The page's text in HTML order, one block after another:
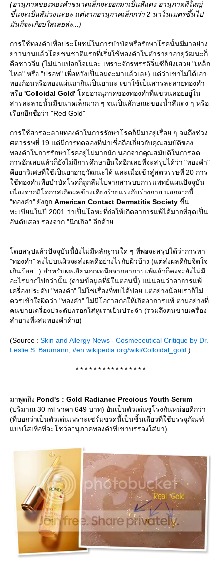
(อานุภาคของทองคำขนาดเล็กจะออกมาเป็นสีแดง อานุภาคที่ใหญ่
ขึ้นจะเป็นสีม่วงนะฮะ แต่หากอานุภาคเล็กกว่า 2 นาโนเมตรขึ้นไป
มันก็จะเกือบใสเลยล่ะ...)
การใช้ทองคำเพื่อประโยชน์ในการบำบัดหรือรักษาโรคนั้นมีมาอย่าง
าวนานแล้วโดยชนชาติแรกที่เริ่มใช้ทองคำในตำรายาอายุวัฒนะก็
คือชาวจีน (ไม่น่าแปลกใจเนอะ เพราะจักรพรรดิจิ๋นซีก็ยังเสวย "เหล็ก
ไหล" หรือ "ปรอท" เพื่อหวังเป็นอมตะมาแล้วเลย) แต่ว่าเขาไมได้เอา
ทองก้อนหรือทองแผ่นมากินเป็นยานะ เขาใช้เป็นสารละลายทองคำ
หรือ 'Colloidal Gold' ดยอาณุภาคของทองคำที่แขวนลอยอยู่ใน
สารละลายนั้นมีขนาดเล็กมาก ๆ จนเป็นลักษณะของน้ำสีแดง ๆ หรือ
เรียกอีกชื่อว่า "Red Gold"
การใช้สารละลายทองคำในการรักษาโรคก็มีมาอยู่เรื่อย ๆ จนถึงช่วง
ศตวรรษที่ 19 แต่มีการทดลองที่น่าเชื่อถือเกี่ยวกับคุณสมบัติของ
ทองคำในการรักษาโรคอยู่ไม่มากนัก นอกจากคุณสมับติในการลด
การอักเสบแล้วก็ยังไม่มีการศึกษาอื่นใดอีกเลยที่จะสรุปได้ว่า "ทองคำ"
คือยาวิเศษที่ใช้เป็นยาอายุวัฒนะได้ และเมื่อเข้าสู่สตวรรษที่ 20 การ
ช้ทองคำเพื่อบำบัดโรคก็ถูกลืมไปจากสารบบการแพทย์แผนปัจจุบัน
เนื่องจากมีโอกาสเกิดผลข้างเคียงร้ายแรงกับร่างกาย นอกจากนี้
"ทองคำ" ยังถูก American Contact Dermatitis Society ขึ้น
ทะเบียนในปี 2001 ว่าเป็นโลหะที่ก่อให้เกิดอาการแพ้ได้มากที่สุดเป็น
อันดับสอง รองจาก "นิกเกิล" อีกด้ว
ดยสรุปแล้วปัจจุบันนี้ยังไม่มีหลักฐานใด ๆ ที่พอจะสรุปได้ว่าการทา
"ทองคำ" ลงไปบนผิวจะส่งผลดีอย่างไรกับผิวบ้าง (แต่ส่งผลดีกับจิตใจ
เกินร้อย...) สำหรับผลเสียนอกเหนือจากอาการแพ้แล้วก็คงจะยังไม่มี
อะไรมากไปกว่านั้น (ตามข้อมูลที่มีในตอนนี้) แน่นอนว่าอาการแพ้
เครื่องประดับ "ทองคำ" ไม่ใช่เรื่องที่พบได้บ่อย แต่อย่างน้อยเราก็ไม่
ควรเข้าใจผิดว่า "ทองคำ" ไม่มีโอกาสก่อให้เกิดอาการแพ้ ตามอย่างที่
คนขายเครื่องประดับกรอกใส่หูเราเป็นประจำ (รวมถึงคนขายเครื่อง
สำอางที่ผสมทองคำด้วย)
(Source : Skin and Allergy News - Cosmeceutical Critique by Dr.
Leslie S. Baumann //en.wikipedia.org/wiki/Colloidal_gold )
* * * * * * * * * * * * * * * *
มาพูดถึง Pond's : Gold Radiance Precious Youth Serum
(ปริมาณ 30 ml ราคา 649 บาท) อันเป็นตัวเด่นชูโรงกันหน่อยดีกว่า
(ที่บอกว่าเป็นตัวเด่นเพราะเซรั่มขวดนี้เป็นชิ้นเดียวที่ใช้บรรจุภัณฑ์
บบใสเพื่อที่จะโชว์อานุภาคทองคำที่เขาบรรจงใส่มา)